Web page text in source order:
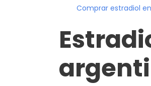
Comprar estradiol